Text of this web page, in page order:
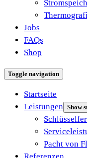
Jobs
FAQs
Shop
Toggle navigation
Startseite
Leistungen Show
Pacht von